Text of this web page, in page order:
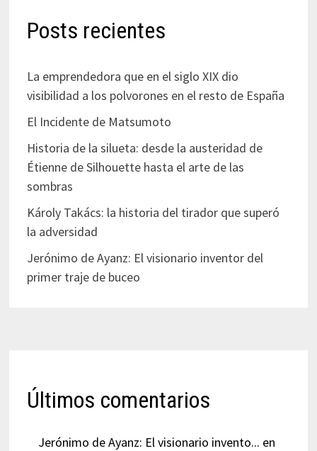
Posts recientes
La emprendedora que en el siglo XIX dio
visibilidad a los polvorones en el resto de España
El Incidente de Matsumoto
Historia de la silueta: desde la austeridad de
Étienne de Silhouette hasta el arte de las
sombras
Károly Takács: la historia del tirador que superó
la adversidad
Jerónimo de Ayanz: El visionario inventor del
primer traje de buceo
Últimos comentarios
Jerónimo de Ayanz: El visionario invento... en